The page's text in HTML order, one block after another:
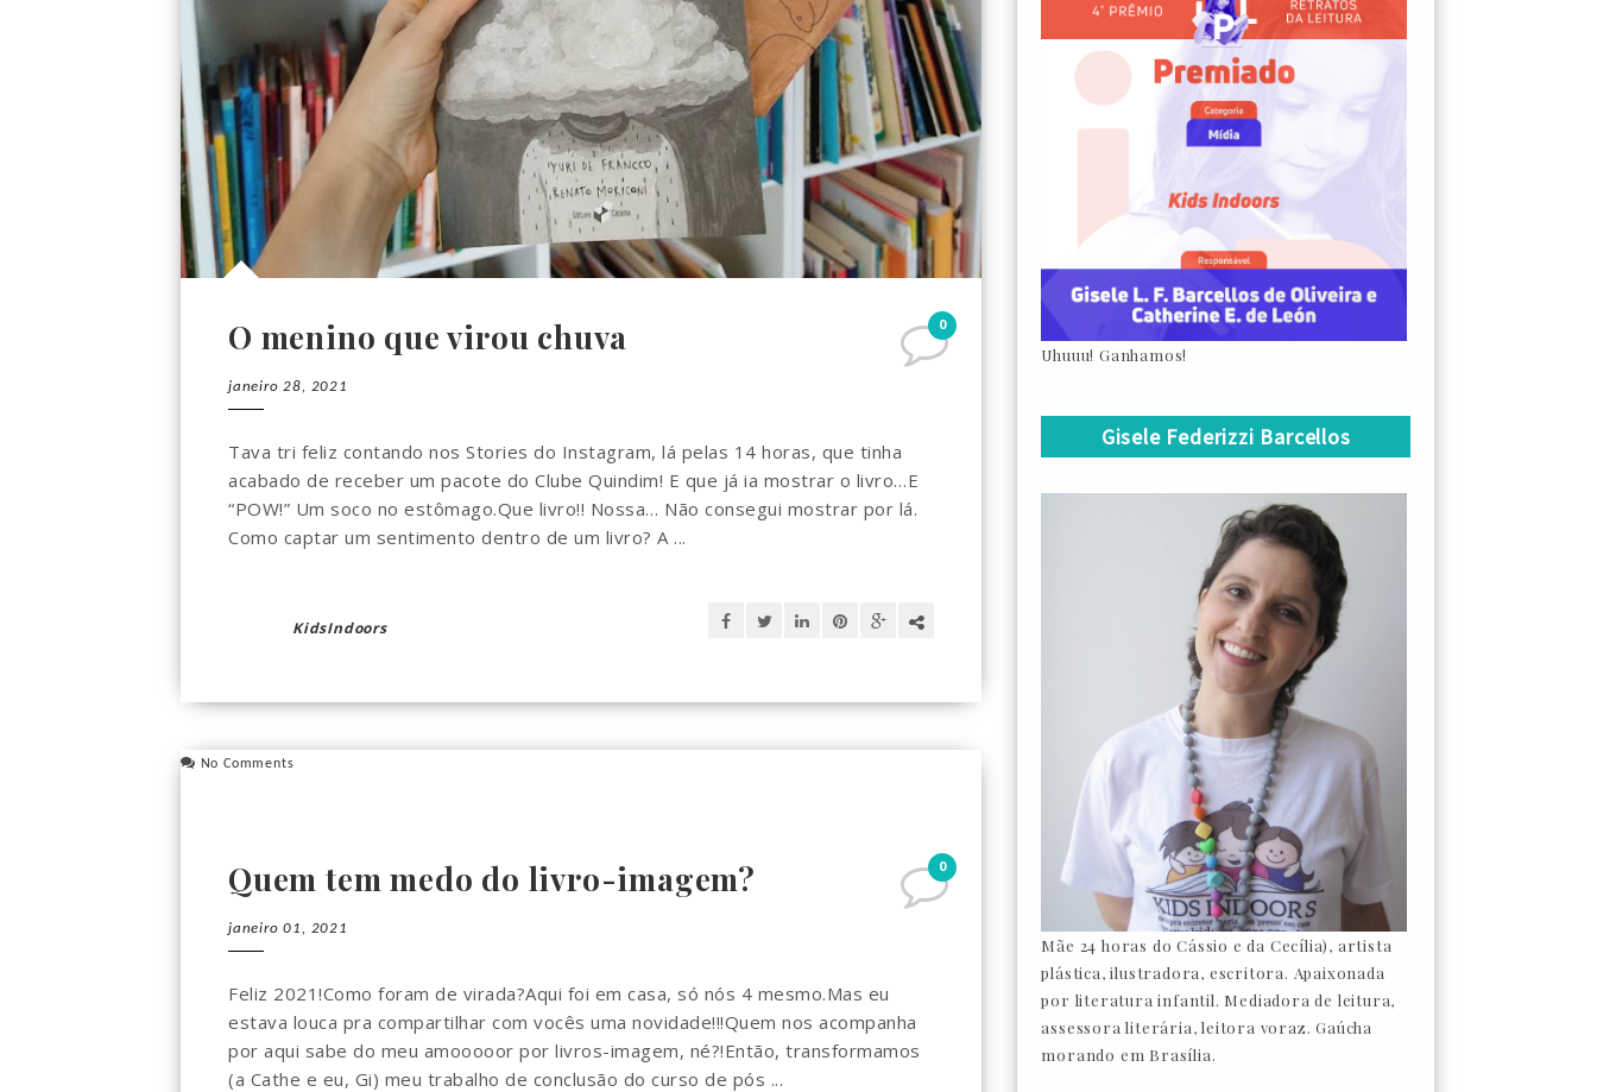
0
O menino que virou chuva
janeiro 28, 2021
Tava tri feliz contando nos Stories do Instagram, lá pelas 14 horas, que tinha
acabado de receber um pacote do Clube Quindim! E que já ia mostrar o livro…E
“POW!” Um soco no estômago.Que livro!! Nossa… Não consegui mostrar por lá.
Como captar um sentimento dentro de um livro? A ...
KidsIndoors
No Comments
0
Quem tem medo do livro-imagem?
janeiro 01, 2021
Feliz 2021!Como foram de virada?Aqui foi em casa, só nós 4 mesmo.Mas eu
estava louca pra compartilhar com vocês uma novidade!!!Quem nos acompanha
por aqui sabe do meu amooooor por livros-imagem, né?!Então, transformamos
(a Cathe e eu, Gi) meu trabalho de conclusão do curso de pós ...
Uhuuu! Ganhamos!
Gisele Federizzi Barcellos
Mãe 24 horas do Cássio e da Cecília), artista
plástica, ilustradora, escritora. Apaixonada
por literatura infantil. Mediadora de leitura,
assessora literária, leitora voraz. Gaúcha
morando em Brasília.